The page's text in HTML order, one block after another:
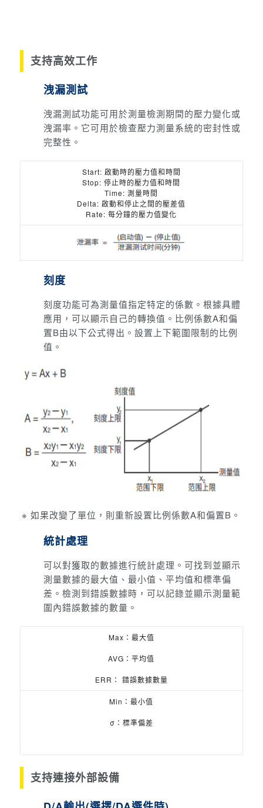
支持高效工作
洩漏測試
洩漏測試功能可用於測量檢測期間的壓力變化或
洩漏率。 它可用於檢查壓力測量系統的密封性或
完整性。
Start: 啟動時的壓力值和時間
Stop: 停止時的壓力值和時間
Time: 測量時間
Delta: 啟動和停止之間的壓差值
Rate: 每分鐘的壓力值變化
刻度
刻度功能可為測量值指定特定的係數。 根據具體
應用，可以顯示自己的轉換值。 比例係數A和偏
置B由以下公式得出。 設置上下範圍限制的比例
值。
※ 如果改變了單位，則重新設置比例係數A和偏置B。
統計處理
可以對獲取的數據進行統計處理。 可找到並顯示
測量數據的最大值、最小值、平均值和標準偏
差。 檢測到錯誤數據時，可以記錄並顯示測量範
圍內錯誤數據的數量。
Max：最大值
AVG：平均值
ERR： 錯誤數據數量
Min：最小值
σ：標準偏差
支持連接外部設備